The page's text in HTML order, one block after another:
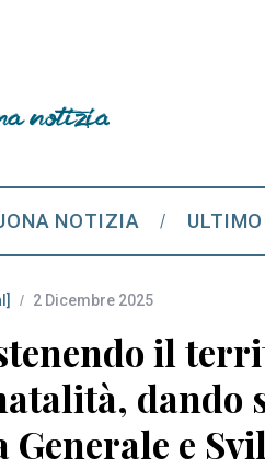
NOTIZIA
2 Dicembre 2025
il
dando
Generale e